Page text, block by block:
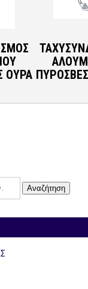
ΟΥΡΑ
Αναζήτηση